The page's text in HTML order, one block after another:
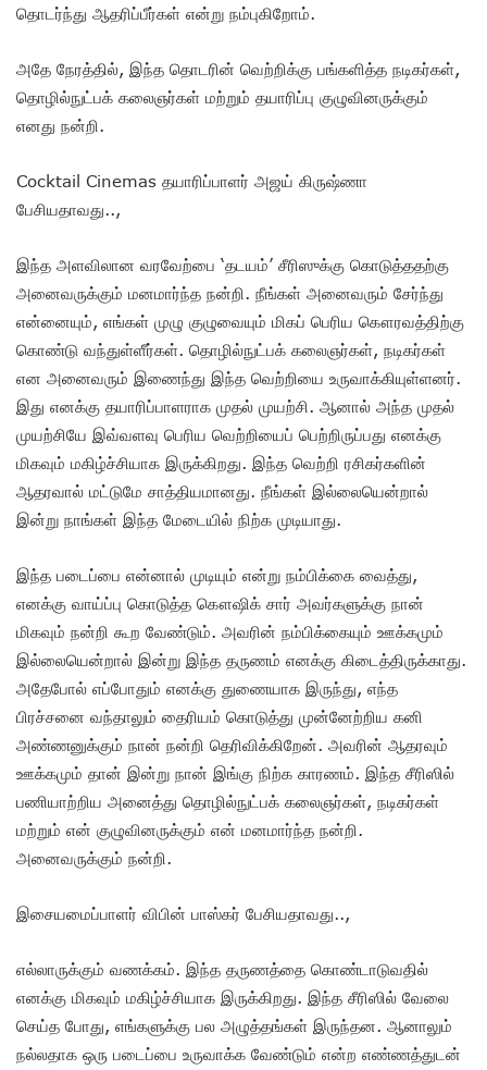
தொடர்ந்து ஆதரிப்பீர்கள் என்று நம்புகிறோம்.
அதே நேரத்தில், இந்த தொடரின் வெற்றிக்கு பங்களித்த நடிகர்கள்,
தொழில்நுட்பக் கலைஞர்கள் மற்றும் தயாரிப்பு குழுவினருக்கும்
எனது நன்றி.
Cocktail Cinemas தயாரிப்பாளர் அஜய் கிருஷ்ணா
பேசியதாவது..,
இந்த அளவிலான வரவேற்பை ‘தடயம்’ சீரிஸுக்கு கொடுத்ததற்கு
அனைவருக்கும் மனமார்ந்த நன்றி. நீங்கள் அனைவரும் சேர்ந்து
என்னையும், எங்கள் முழு குழுவையும் மிகப் பெரிய கௌரவத்திற்கு
கொண்டு வந்துள்ளீர்கள். தொழில்நுட்பக் கலைஞர்கள், நடிகர்கள்
என அனைவரும் இணைந்து இந்த வெற்றியை உருவாக்கியுள்ளனர்.
இது எனக்கு தயாரிப்பாளராக முதல் முயற்சி. ஆனால் அந்த முதல்
முயற்சியே இவ்வளவு பெரிய வெற்றியைப் பெற்றிருப்பது எனக்கு
மிகவும் மகிழ்ச்சியாக இருக்கிறது. இந்த வெற்றி ரசிகர்களின்
ஆதரவால் மட்டுமே சாத்தியமானது. நீங்கள் இல்லையென்றால்
இன்று நாங்கள் இந்த மேடையில் நிற்க முடியாது.
இந்த படைப்பை என்னால் முடியும் என்று நம்பிக்கை வைத்து,
எனக்கு வாய்ப்பு கொடுத்த கௌஷிக் சார் அவர்களுக்கு நான்
மிகவும் நன்றி கூற வேண்டும். அவரின் நம்பிக்கையும் ஊக்கமும்
இல்லையென்றால் இன்று இந்த தருணம் எனக்கு கிடைத்திருக்காது.
அதேபோல் எப்போதும் எனக்கு துணையாக இருந்து, எந்த
பிரச்சனை வந்தாலும் தைரியம் கொடுத்து முன்னேற்றிய கனி
அண்ணனுக்கும் நான் நன்றி தெரிவிக்கிறேன். அவரின் ஆதரவும்
ஊக்கமும் தான் இன்று நான் இங்கு நிற்க காரணம். இந்த சீரிஸில்
பணியாற்றிய அனைத்து தொழில்நுட்பக் கலைஞர்கள், நடிகர்கள்
மற்றும் என் குழுவினருக்கும் என் மனமார்ந்த நன்றி.
அனைவருக்கும் நன்றி.
இசையமைப்பாளர் விபின் பாஸ்கர் பேசியதாவது..,
எல்லாருக்கும் வணக்கம். இந்த தருணத்தை கொண்டாடுவதில்
எனக்கு மிகவும் மகிழ்ச்சியாக இருக்கிறது. இந்த சீரிஸில் வேலை
செய்த போது, எங்களுக்கு பல அழுத்தங்கள் இருந்தன. ஆனாலும்
நல்லதாக ஒரு படைப்பை உருவாக்க வேண்டும் என்ற எண்ணத்துடன்